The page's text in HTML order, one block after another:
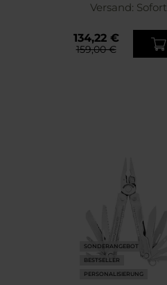
Versand: Sofort
134,22 €
159,00 €
SONDERANGEBOT
BESTSELLER
PERSONALISIERUNG